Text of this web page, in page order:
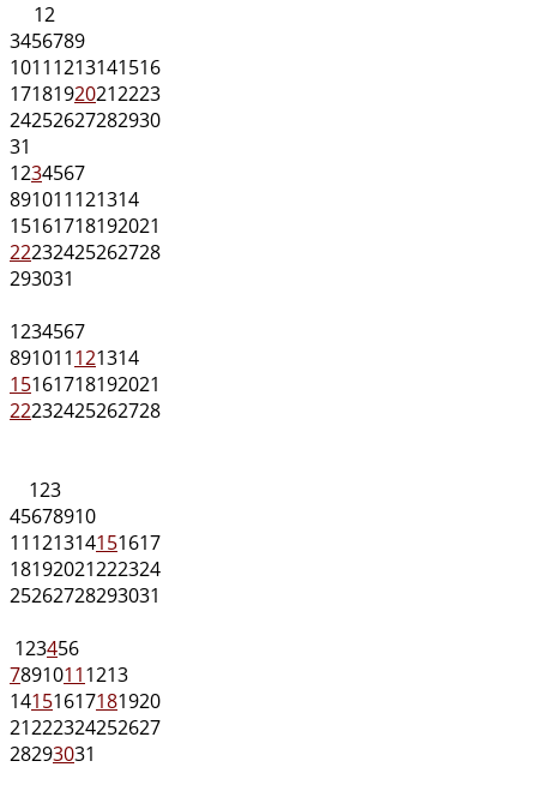
12
3456789
10111213141516
17181920212223
24252627282930
31
1234567
891011121314
15161718192021
22232425262728
293031
1234567
891011121314
15161718192021
22232425262728
123
45678910
11121314151617
18192021222324
25262728293031
123456
78910111213
14151617181920
21222324252627
28293031